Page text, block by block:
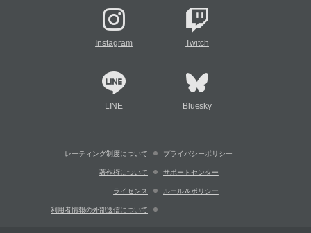
Instagram Twitch
LINE Bluesky
レーティング制度について プライバシーポリシー
著作権について サポートセンター
ライセンス ルール＆ポリシー
利用者情報の外部送信について